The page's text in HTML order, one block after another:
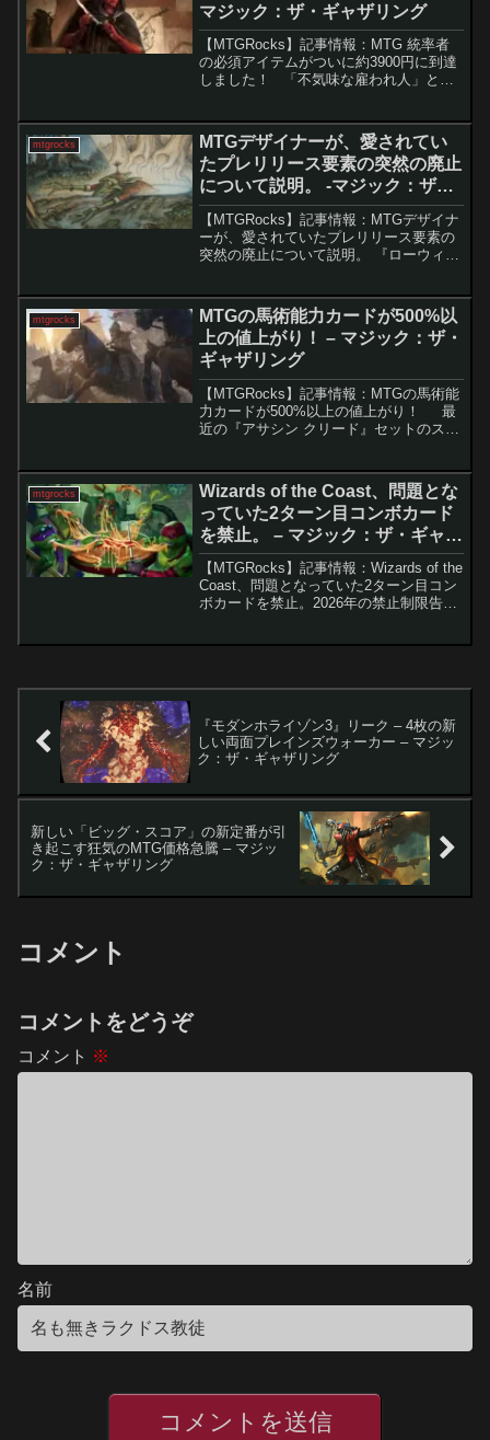
マジック：ザ・ギャザリング
【MTGRocks】記事情報：MTG 統率者
の必須アイテムがついに約3900円に到達
しました！ 「不気味な雇われ人」とい
価格が急騰しています。このカードが提
供する多...
mtgrocks
MTGデザイナーが、愛されてい
たプレリリース要素の突然の廃止
について説明。 -マジック：ザ・
ギャザリング
【MTGRocks】記事情報：MTGデザイナ
ーが、愛されていたプレリリース要素の
突然の廃止について説明。 『ローウィン
カードの不備や仕様変更が原因で、多く
のプレイヤーに...
mtgrocks
MTGの馬術能力カードが500%以
上の値上がり！ – マジック：ザ・
ギャザリング
【MTGRocks】記事情報：MTGの馬術能
力カードが500%以上の値上がり！ 最
近の『アサシン クリード』セットのスポ
値動きが続いています。特に、「蹄音の
伝...
mtgrocks
Wizards of the Coast、問題とな
っていた2ターン目コンボカード
を禁止。 – マジック：ザ・ギャザ
リング
【MTGRocks】記事情報：Wizards of the
Coast、問題となっていた2ターン目コン
ボカードを禁止。2026年の禁止制限告知
『モダンホライゾン3』リーク – 4枚の新
しい両面プレインズウォーカー – マジッ
ク：ザ・ギャザリング
新しい「ビッグ・スコア」の新定番が引
き起こす狂気のMTG価格急騰 – マジッ
ク：ザ・ギャザリング
コメント
コメントをどうぞ
コメント ※
名前